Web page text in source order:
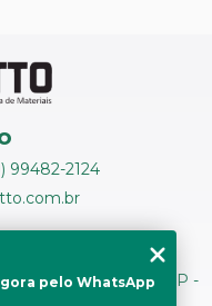
99482-2124
Centro Piracicaba - SP -
pelo WhatsApp